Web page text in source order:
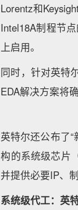
Lorentz和
Intel18A制程节
上启用。
同时，针对英特
EDA解决方案将
英特尔还公布了
构的系统级芯片
并提供必要IP、
系统级代工：英